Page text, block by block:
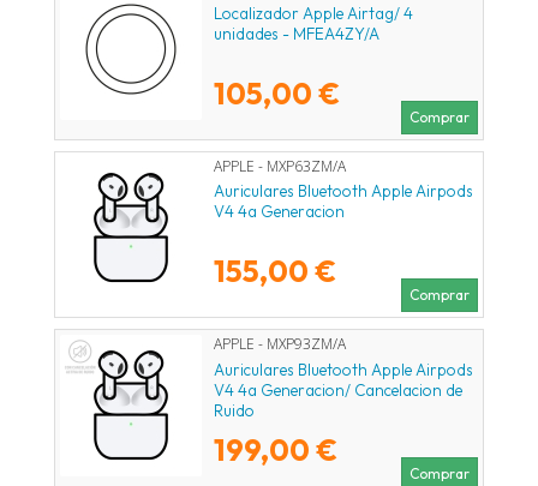
Localizador Apple Airtag/ 4
unidades - MFEA4ZY/A
105,00 €
Comprar
APPLE - MXP63ZM/A
Auriculares Bluetooth Apple Airpods
V4 4a Generacion
155,00 €
Comprar
APPLE - MXP93ZM/A
Auriculares Bluetooth Apple Airpods
V4 4a Generacion/ Cancelacion de
Ruido
199,00 €
Comprar